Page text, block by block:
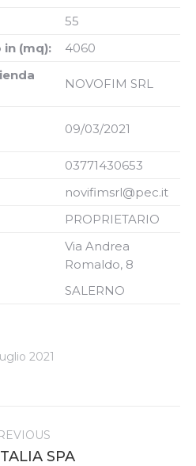
55
(mq):
4060
NOVOFIM SRL
09/03/2021
03771430653
novifimsrl@pec.it
PROPRIETARIO
Via Andrea
Romaldo, 8
SALERNO
2021
Previous
SPA